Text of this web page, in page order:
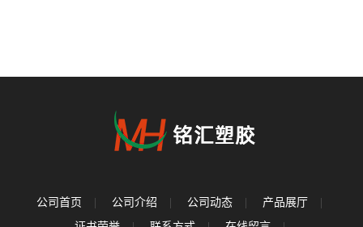
公司首页 | 公司介绍 | 公司动态 | 产品展厅
|